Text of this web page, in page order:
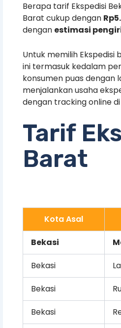
Berapa tarif Ekspedisi
Barat cukup dengan
dengan estimasi
Untuk memilih
ini termasuk kedalam
konsumen puas dengan
menjalankan usaha
dengan tracking online
Tarif
Barat
Kota Asal
Bekasi
Bekasi
Bekasi
Bekasi